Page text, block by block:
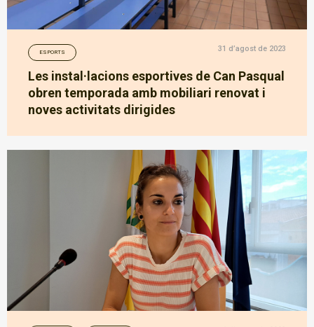
ESPORTS 31 d’agost de 2023
Les instal·lacions esportives de Can Pasqual
obren temporada amb mobiliari renovat i
noves activitats dirigides